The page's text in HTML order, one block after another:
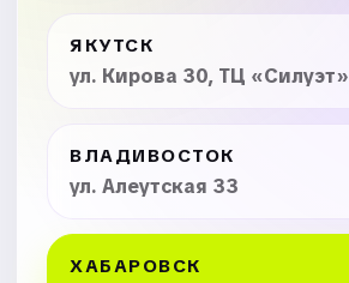
ЯКУТСК
ул. Кирова 30, ТЦ «Силуэт»
ВЛАДИВОСТОК
ул. Алеутская 33
ХАБАРОВСК